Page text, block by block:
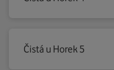
Čistá u Horek 5